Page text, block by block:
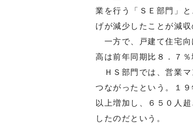
業を行う「ＳＥ部門」
げが減少したことが減
一方で、戸建て住宅向
高は前年同期比８．７
ＨＳ部門では、営業マ
つながったという。１
以上増加し、６５０人
したのだという。